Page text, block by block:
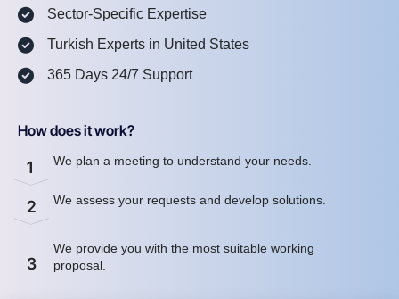
Sector-Specific Expertise
Turkish Experts in United States
365 Days 24/7 Support
How does it work?
1 We plan a meeting to understand your needs.
2 We assess your requests and develop solutions.
3
We provide you with the most suitable working
proposal.